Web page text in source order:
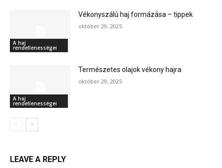
A haj
rendellenességei
Vékonyszálú haj formázása – tippek
október 29, 2025
A haj
rendellenességei
Természetes olajok vékony hajra
október 29, 2025
LEAVE A REPLY